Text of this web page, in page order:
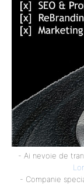
- Ai nevoie de
- Companie